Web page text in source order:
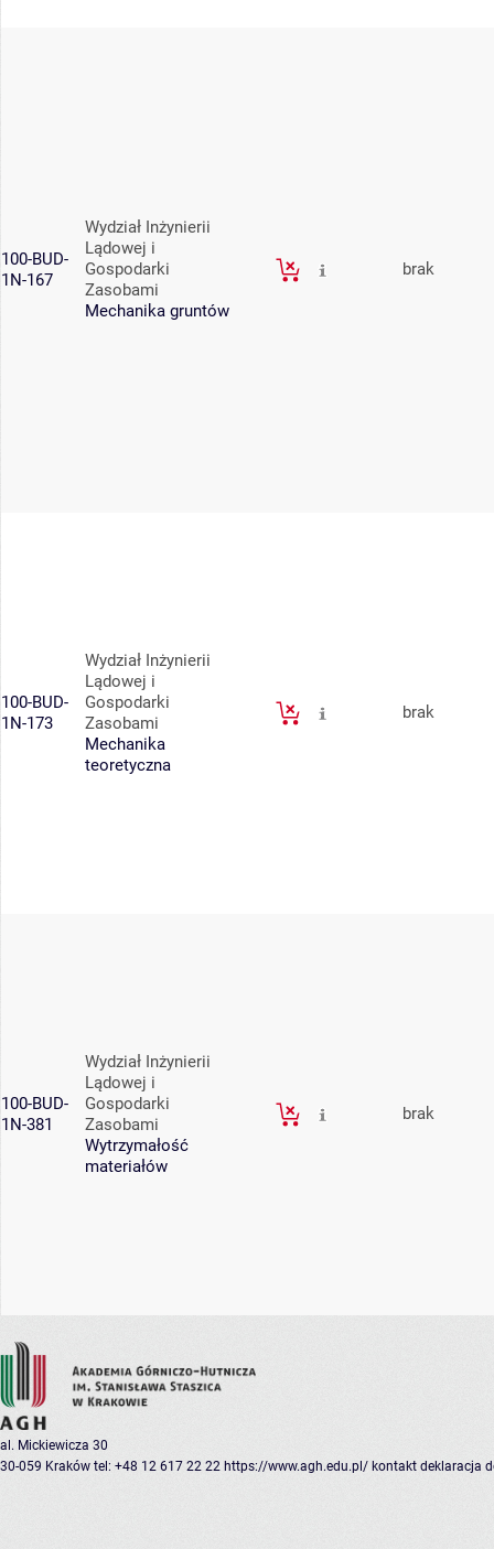
100-BUD-
1N-167
Wydział Inżynierii
Lądowej i
Gospodarki
Zasobami
Mechanika gruntów
brak
100-BUD-
1N-173
Wydział Inżynierii
Lądowej i
Gospodarki
Zasobami
Mechanika
teoretyczna
brak
100-BUD-
1N-381
Wydział Inżynierii
Lądowej i
Gospodarki
Zasobami
Wytrzymałość
materiałów
brak
al. Mickiewicza 30
30-059 Kraków tel: +48 12 617 22 22 https://www.agh.edu.pl/ kontakt deklaracja